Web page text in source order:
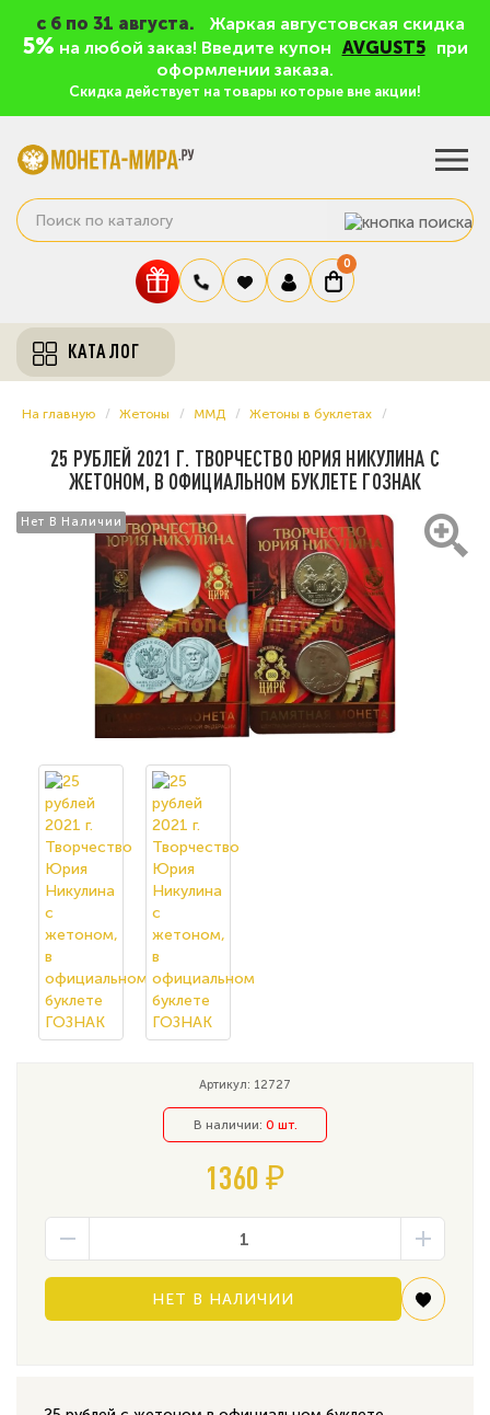
c 6 по 31 августа. Жаркая августовская скидка
5% на любой заказ! Введите купон AVGUST5
при
оформлении заказа.
Скидка действует на товары которые вне акции!
0
КАТАЛОГ
На главную Жетоны ММД Жетоны в буклетах
25 РУБЛЕЙ 2021 Г. ТВОРЧЕСТВО ЮРИЯ НИКУЛИНА С
ЖЕТОНОМ, В ОФИЦИАЛЬНОМ БУКЛЕТЕ ГОЗНАК
Нет В Наличии
Нет В Наличии
Артикул: 12727
В наличии: 0 шт.
1360 ₽
НЕТ В НАЛИЧИИ